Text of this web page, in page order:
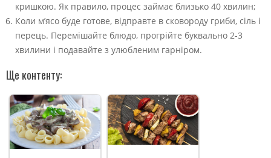
кришкою. Як правило, процес займає близько 40 хвилин;
Коли м’ясо буде готове, відправте в сковороду гриби, сіль і
перець. Перемішайте блюдо, прогрійте буквально 2-3
хвилини і подавайте з улюбленим гарніром.
Ще контенту: